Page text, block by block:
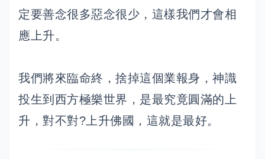
定要善念很多惡念很少，這樣我們才會相
應上升。
我們將來臨命終，捨掉這個業報身，神識
投生到西方極樂世界，是最究竟圓滿的上
升，對不對?上升佛國，這就是最好。